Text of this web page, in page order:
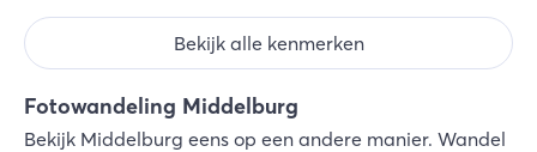
Fotowandeling Middelburg
Bekijk Middelburg eens op een andere manier. Wandel
Bekijk alle kenmerken